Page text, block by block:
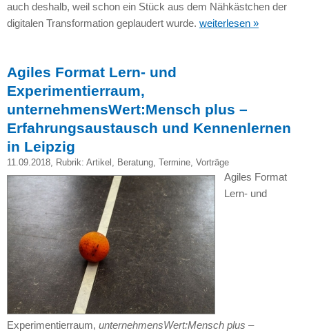
auch deshalb, weil schon ein Stück aus dem Nähkästchen der
digitalen Transformation geplaudert wurde. weiterlesen »
Agiles Format Lern- und
Experimentierraum,
unternehmensWert:Mensch plus –
Erfahrungsaustausch und Kennenlernen
in Leipzig
11.09.2018, Rubrik: Artikel , Beratung, Termine, Vorträge
Agiles Format
Lern- und
Experimentierraum, unternehmensWert:Mensch plus –